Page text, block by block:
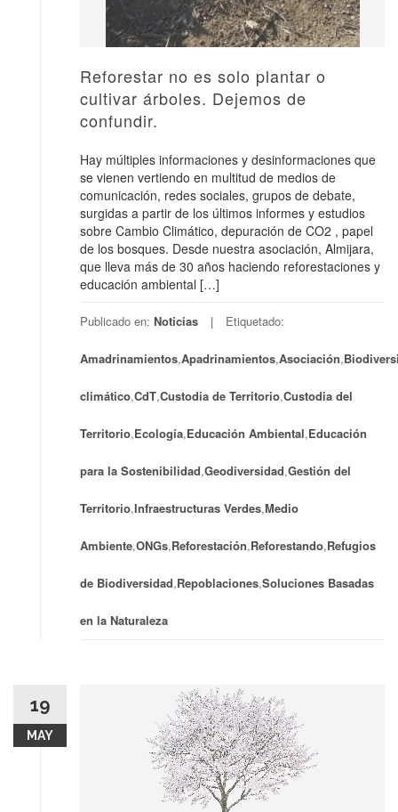
Reforestar no es solo plantar o
cultivar árboles. Dejemos de
confundir.
Hay múltiples informaciones y desinformaciones que
se vienen vertiendo en multitud de medios de
comunicación, redes sociales, grupos de debate,
surgidas a partir de los últimos informes y estudios
sobre Cambio Climático, depuración de CO2 , papel
de los bosques. Desde nuestra asociación, Almijara,
que lleva más de 30 años haciendo reforestaciones y
educación ambiental […]
Publicado en: Noticias Etiquetado:
Amadrinamientos,Apadrinamientos,Asociación,
climático,CdT,Custodia de Territorio,Custodia del
Territorio,Ecología,Educación Ambiental,Educación
para la Sostenibilidad,Geodiversidad,Gestión del
Territorio,Infraestructuras Verdes,Medio
Ambiente,ONGs,Reforestación,Reforestando,Refugios
de Biodiversidad,Repoblaciones,Soluciones Basadas
en la Naturaleza
19
MAY